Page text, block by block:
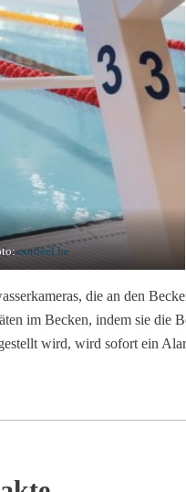
cordeel.be
die an den
im Becken, indem sie die
wird, wird sofort ein